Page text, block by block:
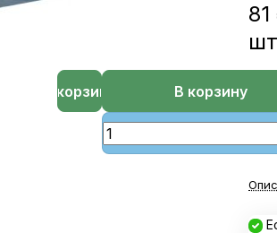
шт
В корзину
В корзине